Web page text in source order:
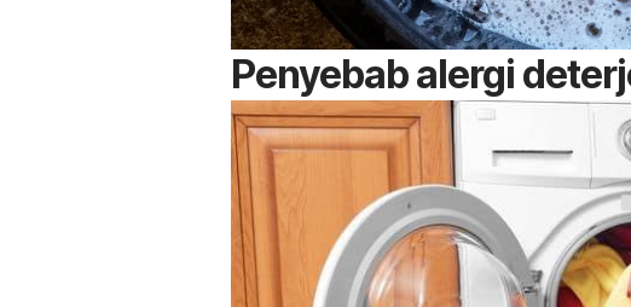
Penyebab alergi